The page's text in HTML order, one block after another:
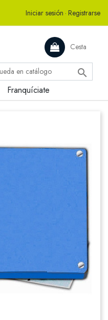
Iniciar sesión · Registrarse
Cesta

Franquíciate